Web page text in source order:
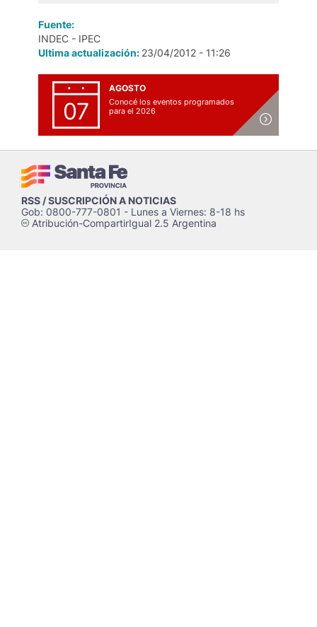
Fuente:
INDEC - IPEC
Ultima actualización: 23/04/2012 - 11:26
07
AGOSTO
Conocé los eventos programados
para el 2026
RSS / SUSCRIPCIÓN A NOTICIAS
Gob: 0800-777-0801 - Lunes a Viernes: 8-18 hs
cAtribución-CompartirIgual 2.5 Argentina